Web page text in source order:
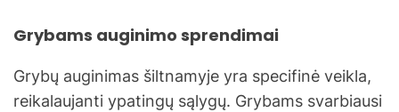
Grybams auginimo sprendimai
Grybų auginimas šiltnamyje yra specifinė veikla,
reikalaujanti ypatingų sąlygų. Grybams svarbiausi